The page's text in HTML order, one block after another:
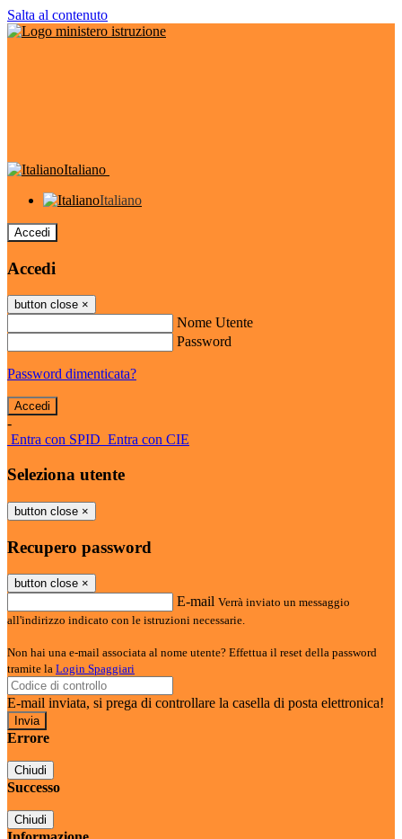
Salta al contenuto
Italiano
Italiano
Accedi
Accedi
button close ×
Nome Utente
Password
Password dimenticata?
-
Entra con SPID Entra con CIE
Seleziona utente
button close ×
Recupero password
button close ×
E-mail Verrà inviato un messaggio
all'indirizzo indicato con le istruzioni necessarie.
Non hai una e-mail associata al nome utente? Effettua il reset della password
tramite la Login Spaggiari
E-mail inviata, si prega di controllare la casella di posta elettronica!
Errore
Chiudi
Successo
Chiudi